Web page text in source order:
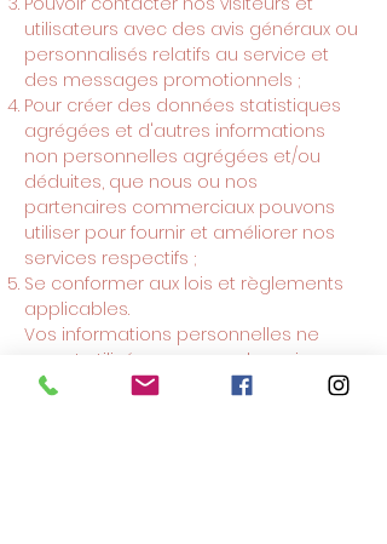
utilisateurs avec des avis généraux ou
personnalisés relatifs au service et
des messages promotionnels ;
Pour créer des données statistiques
agrégées et d'autres informations
non personnelles agrégées et/ou
déduites, que nous ou nos
partenaires commerciaux pouvons
utiliser pour fournir et améliorer nos
services respectifs ;
Se conformer aux lois et règlements
applicables.
Vos informations personnelles ne
seront utilisées que pour les raisons
spécifiques mentionnées ci-dessus.